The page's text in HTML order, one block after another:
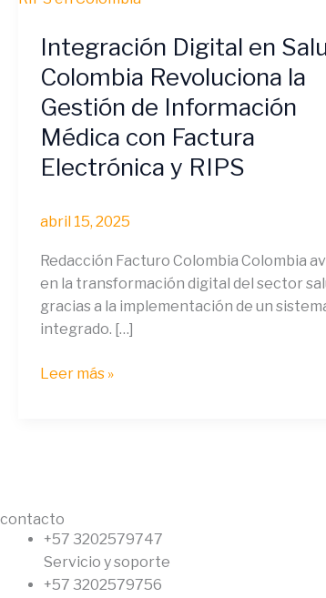
Integración Digital en
Colombia Revoluciona la
Gestión de Información
Médica con Factura
Electrónica y RIPS
abril 15, 2025
Redacción Facturo Colombia Colombia
en la transformación digital del sector
gracias a la implementación de un
integrado. […]
Salud:
Colombia
Revoluciona
la
Gestión
de
Información
con
Electrónica
y
RIPS
Leer más »
contacto
+57 3202579747
Servicio y soporte
+57 3202579756